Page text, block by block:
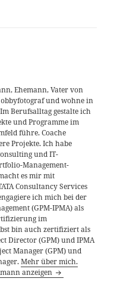
Ehemann, Vater von
und wohne in
Berufsalltag gestalte ich
und Programme im
führe. Coache
Projekte. Ich habe
und IT-
Management-
es mir mit
Consultancy Services
ich mich bei der
(GPM-IPMA) als
im
bin auch zertifiziert als
Director (GPM) und IPMA
Manager (GPM) und
Mehr über mich.
anzeigen